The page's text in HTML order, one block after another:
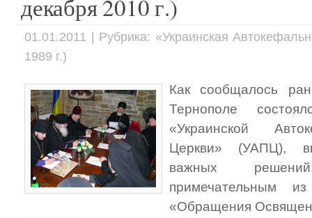
декабря 2010 г.)
01.01.2011 | Рубрика: «Украинская
1989 г.)
Как сообщалось
Тернополе
«Украинской
Церкви» (УАПЦ),
важных
примечательным
«Обращения